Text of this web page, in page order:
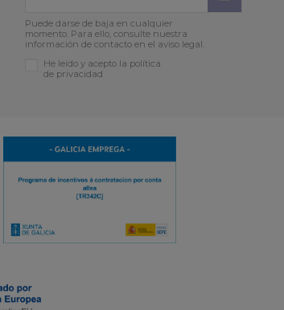
Puede darse de baja en cualquier
momento. Para ello, consulte nuestra
información de contacto en el aviso legal.
He leído y acepto la política
de privacidad